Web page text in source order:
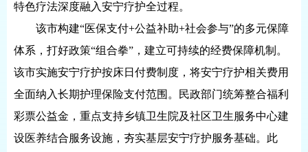
特色疗法深度融入安宁疗护全过程。
该市构建“医保支付+公益补助+社会参与”的多元保障
体系，打好政策“组合拳”，建立可持续的经费保障机制。
该市实施安宁疗护按床日付费制度，将安宁疗护相关费用
全面纳入长期护理保险支付范围。民政部门统筹整合福利
彩票公益金，重点支持乡镇卫生院及社区卫生服务中心建
设医养结合服务设施，夯实基层安宁疗护服务基础。此